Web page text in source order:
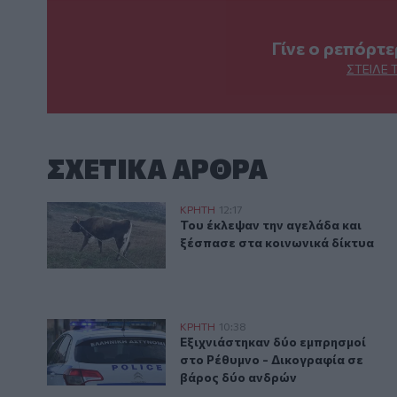
Γίνε ο
ΣΤΕΊΛΕ
ΣΧΕΤΙΚA AΡΘΡΑ
Πόμπια: Του έκλεψαν την αγελάδα και ξέσπασε στα
ΚΡΗΤΗ 12:17
Του έκλεψαν την αγελάδα και
Του έκλεψαν την αγελάδα και
ξέσπασε στα κοινωνικά δίκτυα
Εξιχνιάστηκαν δύο εμπρησμοί στο Ρέθυμνο -
ΚΡΗΤΗ 10:38
Εξιχνιάστηκαν δύο εμπρησμοί
Εξιχνιάστηκαν δύο εμπρησμοί
στο Ρέθυμνο - Δικογραφία σε
βάρος δύο ανδρών